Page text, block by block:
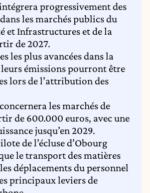
progressivement des
les marchés publics du
et Infrastructures et de la
de 2027.
les plus avancées dans la
émissions pourront être
lors de l’attribution des
les marchés de
de 600.000 euros, avec une
jusqu’en 2029.
de l’écluse d’Obourg
le transport des matières
déplacements du personnel
principaux leviers de